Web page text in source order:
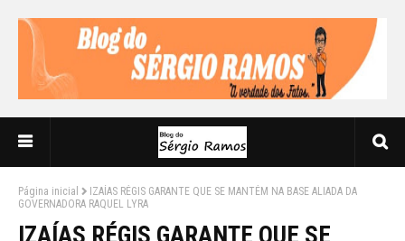
Página inicial
IZAÍAS RÉGIS GARANTE QUE SE MANTÉM NA BASE ALIADA DA
GOVERNADORA RAQUEL LYRA